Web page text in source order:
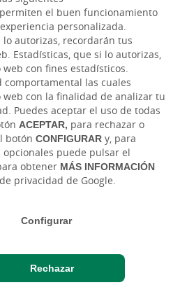
el buen funcionamiento
personalizada.
autorizas, recordarán tus
Estadísticas, que si lo autorizas,
con fines estadísticos.
las cuales
con la finalidad de analizar tu
Puedes aceptar el uso de todas
ACEPTAR, para rechazar o
botón CONFIGURAR y, para
opcionales puede pulsar el
obtener MÁS INFORMACIÓN
privacidad de Google.
Configurar
Rechazar
cambio Aviso legal
Política de cookies
datos
Ciberseguridad